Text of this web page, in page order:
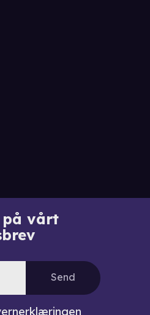
på vårt
Send